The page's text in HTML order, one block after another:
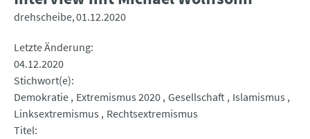
drehscheibe 01.12.2020
Letzte Änderung
04.12.2020
Stichwort(e)
Demokratie Extremismus 2020 Gesellschaft Islamismus
Linksextremismus
Rechtsextremismus
Titel